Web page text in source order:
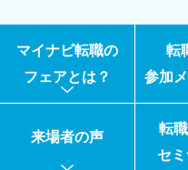
マイナビ転職の
フェアとは？
転
参加
来場者の声
転
セ